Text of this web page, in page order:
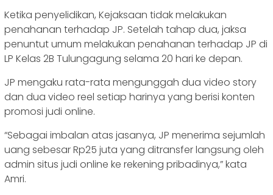
Ketika penyelidikan, Kejaksaan tidak melakukan
penahanan terhadap JP. Setelah tahap dua, jaksa
penuntut umum melakukan penahanan terhadap JP di
LP Kelas 2B Tulungagung selama 20 hari ke depan.
JP mengaku rata-rata mengunggah dua video story
dan dua video reel setiap harinya yang berisi konten
promosi judi online.
“Sebagai imbalan atas jasanya, JP menerima sejumlah
uang sebesar Rp25 juta yang ditransfer langsung oleh
admin situs judi online ke rekening pribadinya,” kata
Amri.